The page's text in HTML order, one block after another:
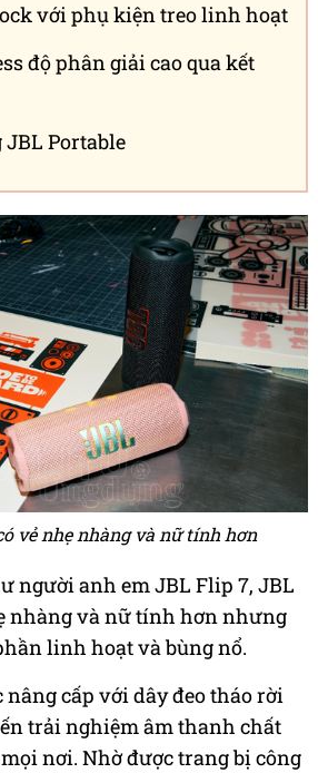
với phụ kiện treo linh hoạt
độ phân giải cao qua kết
Portable
vẻ nhẹ nhàng và nữ tính hơn
người anh em JBL Flip 7, JBL
nhàng và nữ tính hơn nhưng
linh hoạt và bùng nổ.
nâng cấp với dây đeo tháo rời
trải nghiệm âm thanh chất
nơi. Nhờ được trang bị công